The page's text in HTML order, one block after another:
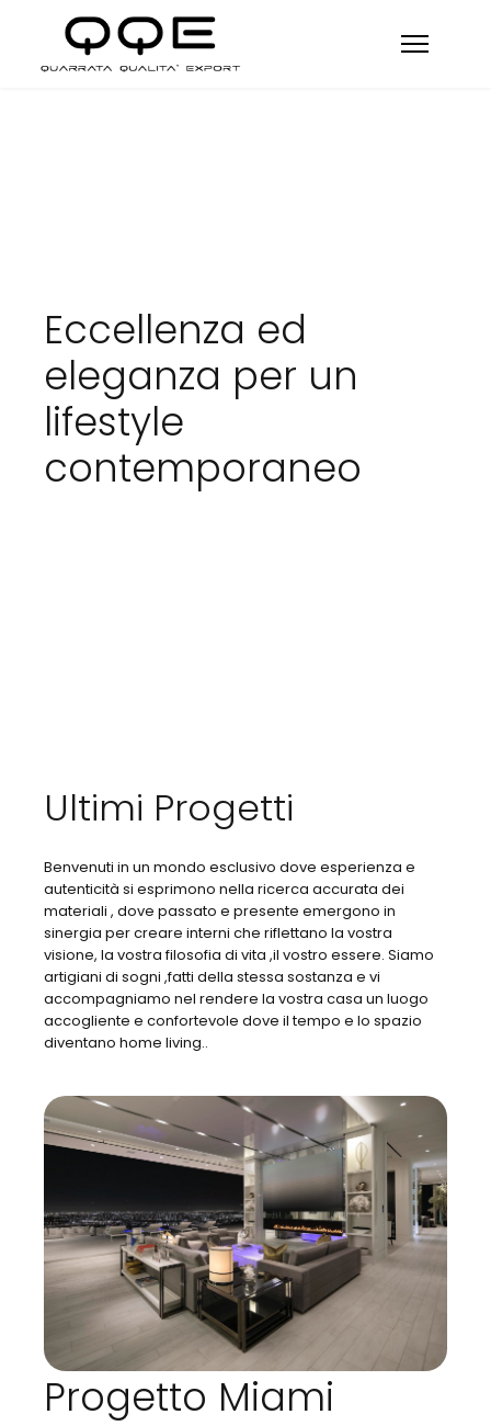
Eccellenza ed
eleganza per un
lifestyle
contemporaneo
Ultimi Progetti
Benvenuti in un mondo esclusivo dove esperienza e
autenticità si esprimono nella ricerca accurata dei
materiali , dove passato e presente emergono in
sinergia per creare interni che riflettano la vostra
visione, la vostra filosofia di vita ,il vostro essere. Siamo
artigiani di sogni ,fatti della stessa sostanza e vi
accompagniamo nel rendere la vostra casa un luogo
accogliente e confortevole dove il tempo e lo spazio
diventano home living..
Progetto Miami